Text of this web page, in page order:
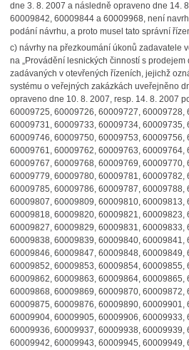
dne 3. 8. 2007 a následně opraveno dne 14.
60009842, 60009844 a 60009968, není
podání návrhu, a proto musel tato správní
c) návrhy na přezkoumání úkonů zadavatele
na „Provádění lesnických činností s prodejem
zadávaných v otevřených řízeních, jejichž
systému o veřejných zakázkách uveřejněno
opraveno dne 10. 8. 2007, resp. 14. 8. 2007
60009725, 60009726, 60009727, 60009728,
60009731, 60009733, 60009734, 60009735,
60009746, 60009750, 60009753, 60009756,
60009761, 60009762, 60009763, 60009764,
60009767, 60009768, 60009769, 60009770,
60009779, 60009780, 60009781, 60009782,
60009785, 60009786, 60009787, 60009788,
60009807, 60009809, 60009810, 60009813,
60009818, 60009820, 60009821, 60009823,
60009827, 60009829, 60009831, 60009833,
60009838, 60009839, 60009840, 60009841,
60009846, 60009847, 60009848, 60009849,
60009852, 60009853, 60009854, 60009855,
60009862, 60009863, 60009864, 60009865,
60009868, 60009869, 60009870, 60009872,
60009875, 60009876, 60009890, 60009901,
60009904, 60009905, 60009906, 60009933,
60009936, 60009937, 60009938, 60009939,
60009942, 60009943, 60009945, 60009949,